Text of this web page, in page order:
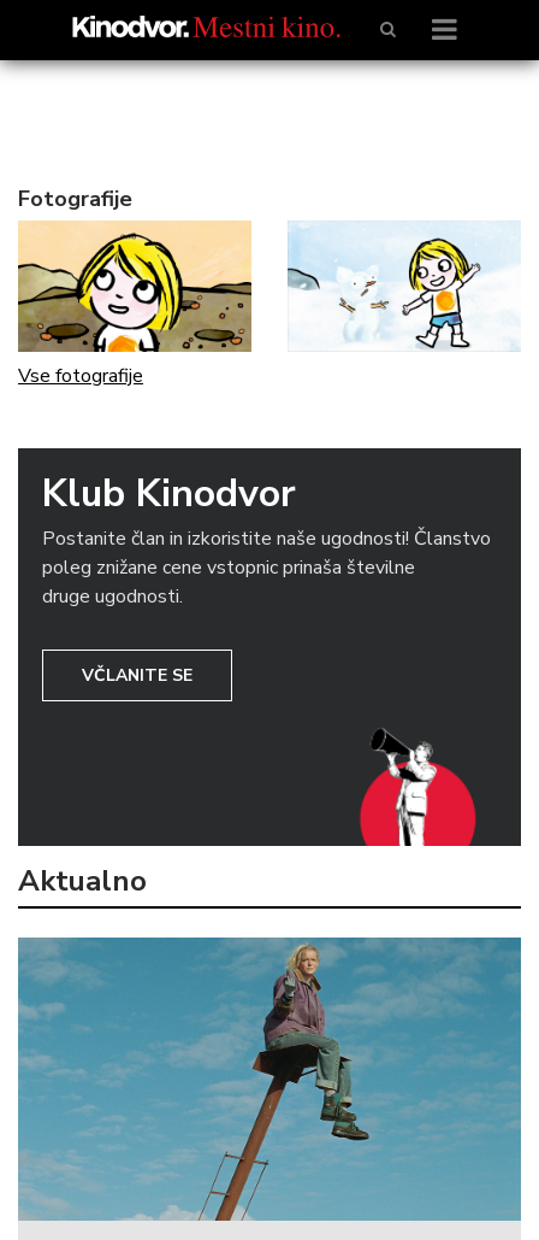
Fotografije
Vse fotografije
Klub Kinodvor
Postanite član in izkoristite naše ugodnosti! Članstvo
poleg znižane cene vstopnic prinaša številne
druge ugodnosti.
VČLANITE SE
Aktualno